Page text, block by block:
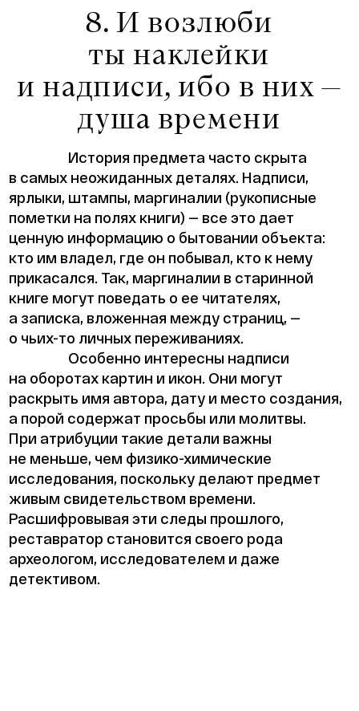
8. И возлюби
ты наклейки
и надписи, ибо в них —
душа времени
История предмета часто скрыта
в самых неожиданных деталях. Надписи,
ярлыки, штампы, маргиналии (рукописные
пометки на полях книги) — все это дает
ценную информацию о бытовании объекта:
кто им владел, где он побывал, кто к нему
прикасался. Так, маргиналии в старинной
книге могут поведать о ее читателях,
а записка, вложенная между страниц, —
о чьих-то личных переживаниях.
Особенно интересны надписи
на оборотах картин и икон. Они могут
раскрыть имя автора, дату и место создания,
а порой содержат просьбы или молитвы.
При атрибуции такие детали важны
не меньше, чем физико-химические
исследования, поскольку делают предмет
живым свидетельством времени.
Расшифровывая эти следы прошлого,
реставратор становится своего рода
археологом, исследователем и даже
детективом.